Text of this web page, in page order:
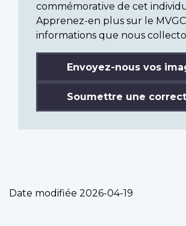
commémorative de cet
Apprenez-en plus sur le
informations que nous
Envoyez-nous vos
Soumettre une
Date modifiée 2026-04-19